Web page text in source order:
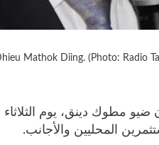
Mathok Diing. (Photo: Radio
مطوك دينق، يوم الثلاثاء
المحليين والأجانب.